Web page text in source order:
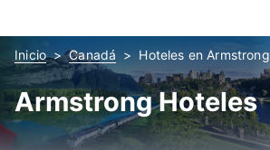
Inicio Canadá Hoteles en Armstrong
Armstrong Hoteles